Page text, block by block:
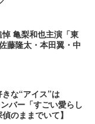
亀梨和也主演「東
藤隆太・本田翼・中
な“アイス”は
バー「すごい愛らし
のままでいて】